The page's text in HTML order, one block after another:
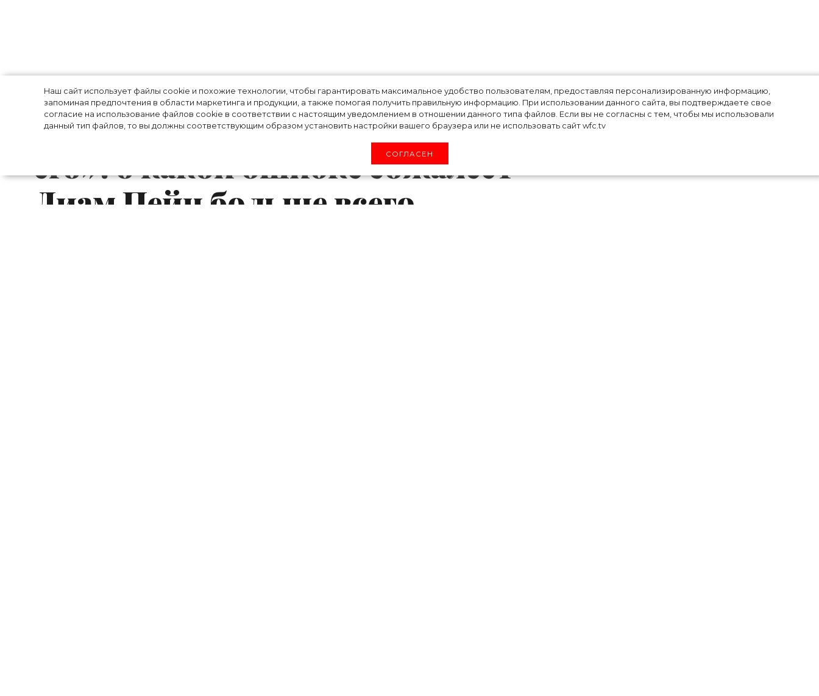
Наш сайт использует файлы cookie и похожие технологии, чтобы гарантировать максимальное удобство пользователям, предоставляя персонализированную информацию,
запоминая предпочтения в области маркетинга и продукции, а также помогая получить правильную информацию. При использовании данного сайта, вы подтверждаете свое
согласие на использование файлов cookie в соответствии с настоящим уведомлением в отношении данного типа файлов. Если вы не согласны с тем, чтобы мы использовали
данный тип файлов, то вы должны соответствующим образом установить настройки вашего браузера или не использовать сайт wfc.tv
СОГЛАСЕН
«Не отпускай кого-то, если ты
действительно хочешь любить
его»: о какой ошибке сожалеет
Лиам Пейн больше всего